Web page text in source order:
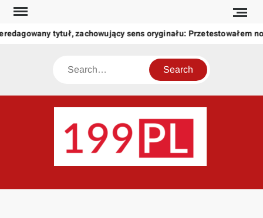
Skip
content
tytuł, zachowujący sens oryginału: Przetestowałem
Search
świat